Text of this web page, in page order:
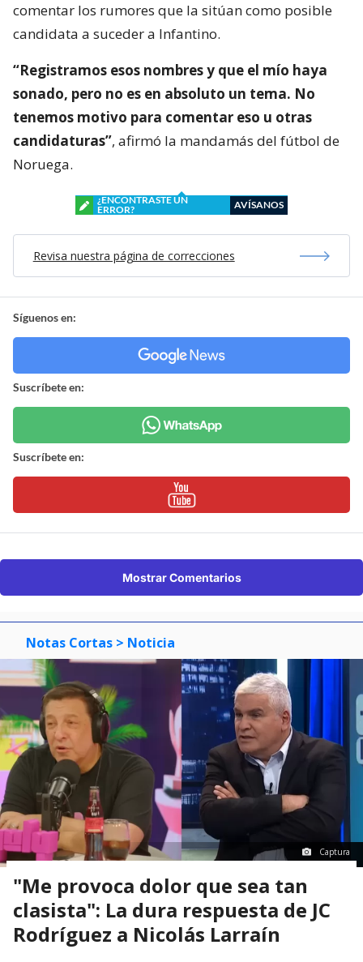
comentar los rumores que la sitúan como posible
candidata a suceder a Infantino.
“Registramos esos nombres y que el mío haya
sonado, pero no es en absoluto un tema. No
tenemos motivo para comentar eso u otras
candidaturas”, afirmó la mandamás del fútbol de
Noruega.
¿ENCONTRASTE UN
ERROR?
AVÍSANOS
Revisa nuestra página de correcciones
Síguenos en:
Suscríbete en:
Suscríbete en:
Mostrar Comentarios
Notas Cortas > Noticia
Captura
"Me provoca dolor que sea tan
clasista": La dura respuesta de JC
Rodríguez a Nicolás Larraín